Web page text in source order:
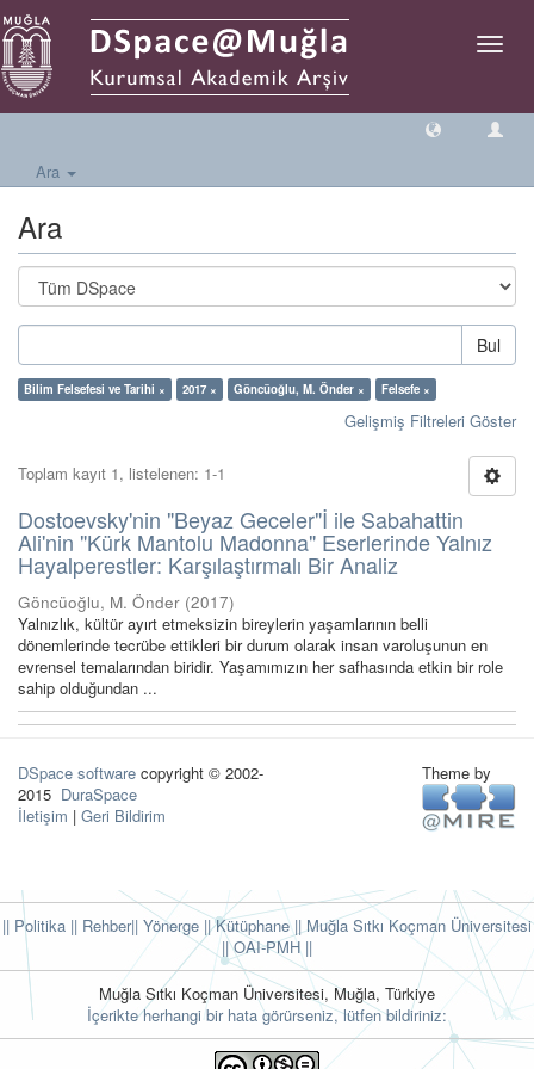
Geçiş
Ara
Ara
Bul
Bilim Felsefesi ve Tarihi × 2017 × Göncüoğlu, M. Önder × Felsefe ×
Gelişmiş Filtreleri Göster
Toplam kayıt 1, listelenen: 1-1
Dostoevsky'nin "Beyaz Geceler"İ ile Sabahattin
Ali'nin "Kürk Mantolu Madonna" Eserlerinde Yalnız
Hayalperestler: Karşılaştırmalı Bir Analiz
Göncüoğlu, M. Önder (2017)
Yalnızlık, kültür ayırt etmeksizin bireylerin yaşamlarının belli
dönemlerinde tecrübe ettikleri bir durum olarak insan varoluşunun en
evrensel temalarından biridir. Yaşamımızın her safhasında etkin bir role
sahip olduğundan ...
DSpace software copyright © 2002-
2015 DuraSpace
İletişim | Geri Bildirim
Theme by
|| Politika || Rehber|| Yönerge || Kütüphane|| Muğla Sıtkı Koçman Üniversitesi
||OAI-PMH ||
Muğla Sıtkı Koçman Üniversitesi, Muğla, Türkiye
İçerikte herhangi bir hata görürseniz, lütfen bildiriniz: